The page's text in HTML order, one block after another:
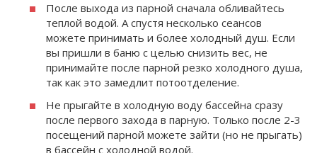
После выхода из парной сна­чала обливайтесь
теплой во­дой. А спустя несколько сеансов
можете принимать и более холод­ный душ. Если
вы пришли в баню с целью снизить вес, не
принимай­те после парной резко холодного душа,
так как это замедлит пото­отделение.
Не прыгайте в холодную воду бассейна сразу
после первого захода в парную. Только после 2-3
посещений парной можете зайти (но не прыгать)
в бассейн с холодной водой.